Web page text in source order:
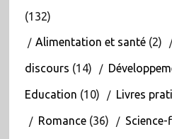
(132)
Alimentation et santé(2)
discours (14)
Education (10) Livres
Romance(36)